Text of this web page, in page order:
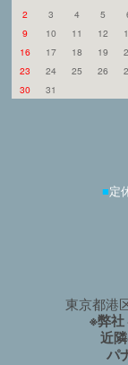
2
3 4 5
9
10 11 12
16
17 18 19
23
24 25 26
30
31
■定
東京都港
※弊社
近
パ